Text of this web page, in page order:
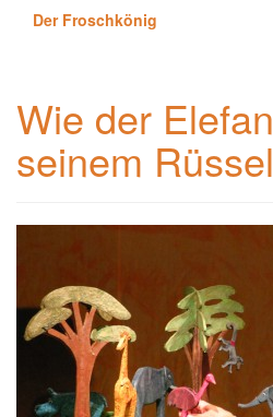
Der Froschkönig
Wie der
seinem